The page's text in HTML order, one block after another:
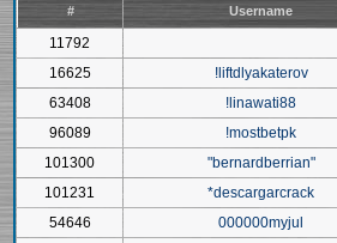
# Username
11792
16625
!liftdlyakaterov
63408
!linawati88
96089
!mostbetpk
101300
"bernardberrian"
101231
*descargarcrack
54646
000000myjul